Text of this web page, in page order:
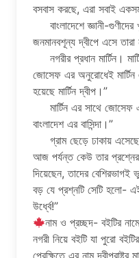
বসবাস করছে, এরা সবাই
বাংলাদেশে জ্ঞানী-
জনমানবশূন্য দ্বীপে এসে
নগরীর প্রধান মার্টিন।
জোসেফ এর অনুরোধেই মার্টিন
হয়েছে মার্টিন দ্বীপ।”
মার্টিন এর সাথে জোসেফ
বাংলাদেশ এর বাসিন্দা।”
গ্রাম ছেড়ে ঢাকায়
আজ পর্যন্ত কেউ তার প্রশ্নের
দিয়েছেন, তাদের
বড় যে প্রশ্নটি সেটি হলো-
উর্ধ্বে!”
নাম ও প্রচ্ছদ- বইটির
নগরী নিয়ে বইটি যা পুরো
প্রেক্ষিতে এর নাম